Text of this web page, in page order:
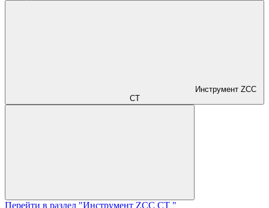
Инструмент ZCС
CT
Перейти в раздел "Инструмент ZCС CT "